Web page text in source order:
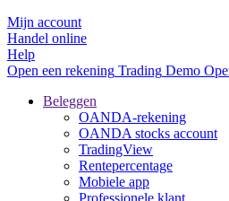
Mijn account
Handel online
Help
Open een rekening Trading Demo
Beleggen
OANDA-rekening
OANDA stocks account
TradingView
Rentepercentage
Mobiele app
Professionele klant